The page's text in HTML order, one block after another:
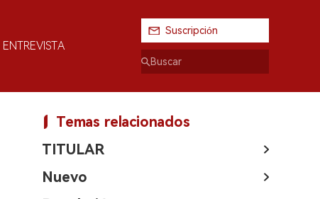
ENTREVISTA
Suscripción
Temas relacionados
TITULAR
Nuevo